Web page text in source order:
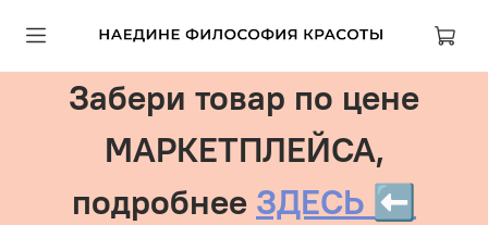
Забери товар по цене
МАРКЕТПЛЕЙСА,
подробнее ЗДЕСЬ ⬅️